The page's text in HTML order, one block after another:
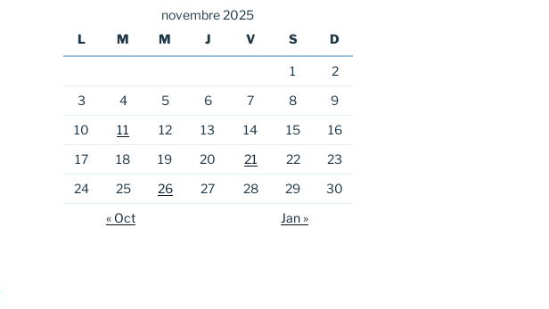
novembre 2025
L
M M J V S D
1
2
3
4 5 6 7 8
9
10
11 12 13 14 15
16
17
18 19 20 21 22
23
24
25 26 27 28 29
30
« Oct
Jan »